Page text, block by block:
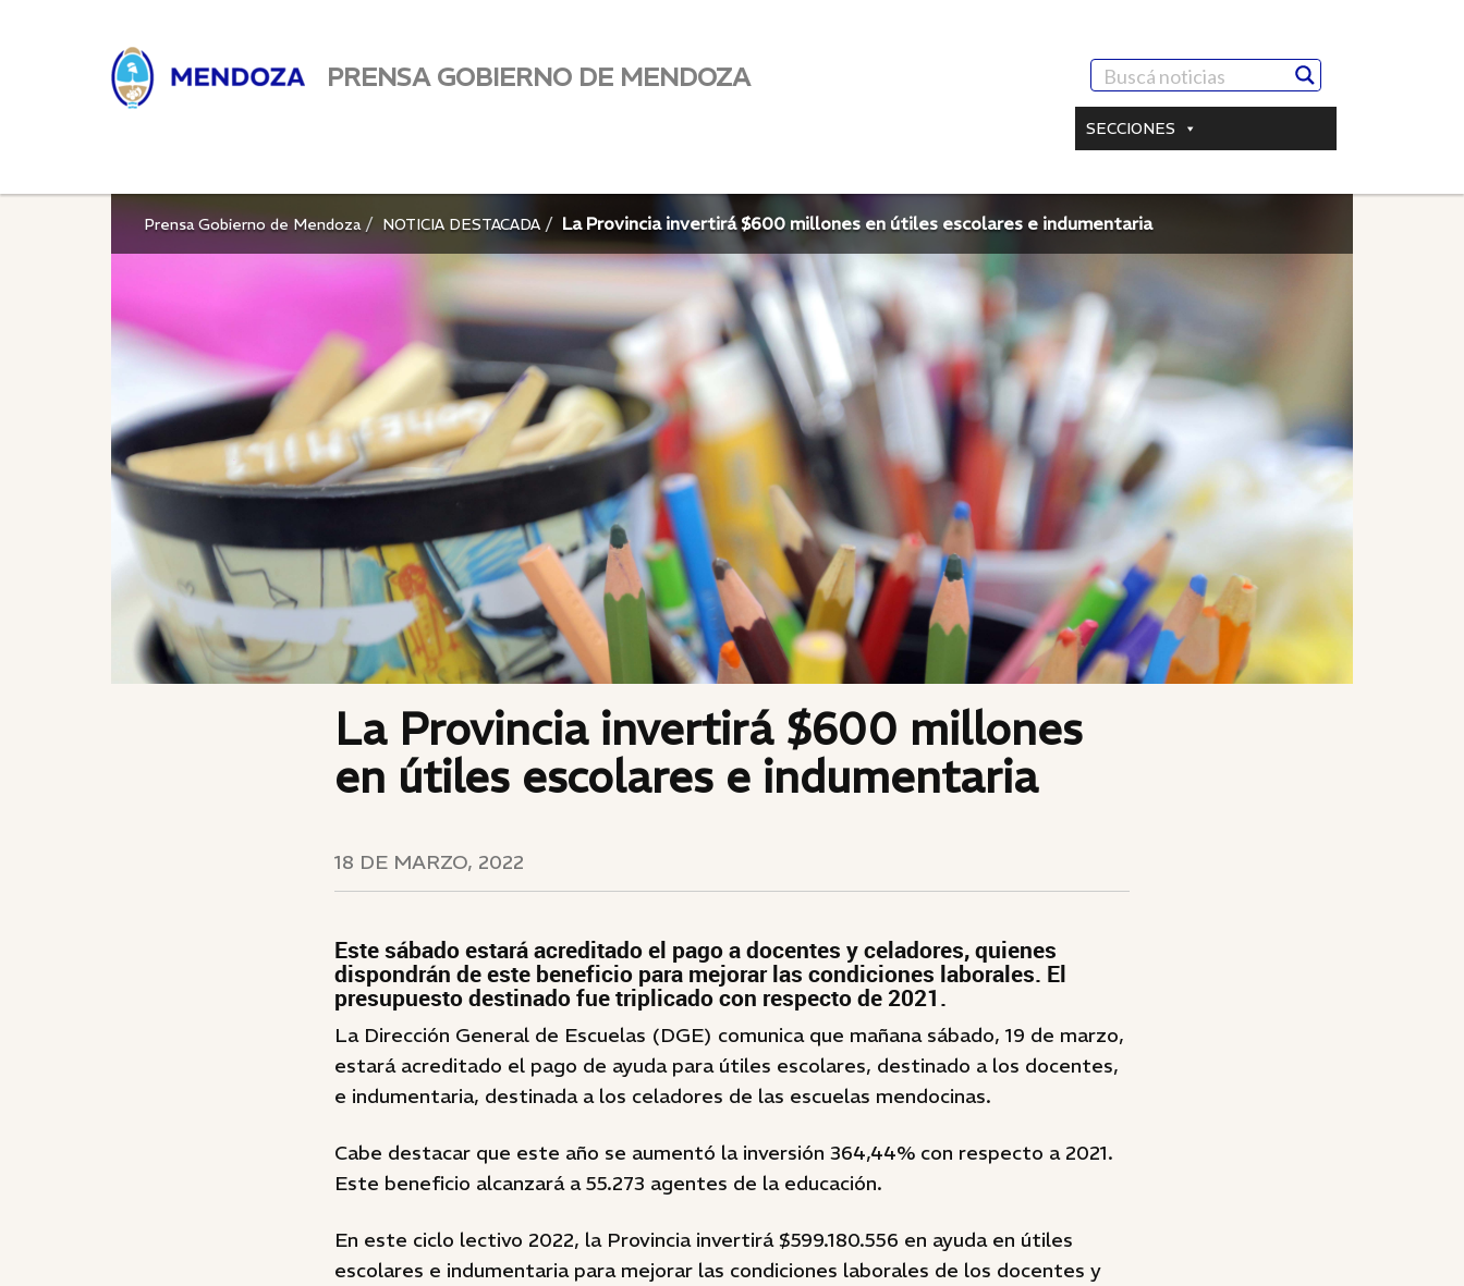
PRENSA GOBIERNO DE MENDOZA
SECCIONES
Prensa Gobierno de Mendoza NOTICIA DESTACADA La Provincia invertirá $600 millones en útiles escolares e indumentaria
La Provincia invertirá $600 millones
en útiles escolares e indumentaria
18 DE MARZO, 2022
Este sábado estará acreditado el pago a docentes y celadores, quienes
dispondrán de este beneficio para mejorar las condiciones laborales. El
presupuesto destinado fue triplicado con respecto de 2021.
La Dirección General de Escuelas (DGE) comunica que mañana sábado, 19 de marzo,
estará acreditado el pago de ayuda para útiles escolares, destinado a los docentes,
e indumentaria, destinada a los celadores de las escuelas mendocinas.
Cabe destacar que este año se aumentó la inversión 364,44% con respecto a 2021.
Este beneficio alcanzará a 55.273 agentes de la educación.
En este ciclo lectivo 2022, la Provincia invertirá $599.180.556 en ayuda en útiles
escolares e indumentaria para mejorar las condiciones laborales de los docentes y